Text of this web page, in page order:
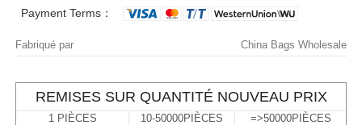
Payment Terms：
Fabriqué par China Bags Wholesale
REMISES SUR QUANTITÉ NOUVEAU PRIX
1 PIÈCES
10-50000PIÈCES
=>50000PIÈCES